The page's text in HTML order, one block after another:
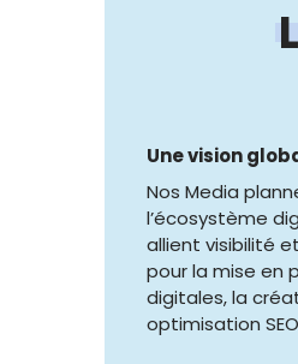
Une vision
Nos Media
l’écosystème
allient visibilité
pour la mise en
digitales, la
optimisation